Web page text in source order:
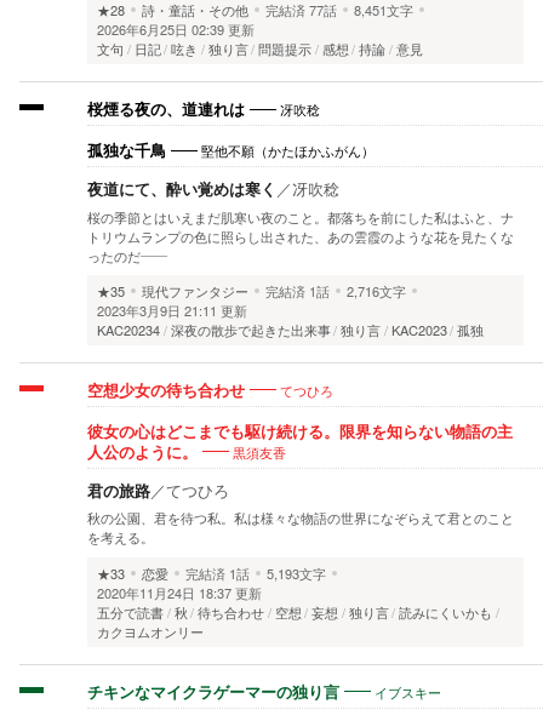
★28 詩・童話・その他 完結済77話
8,451文字
2026年6月25日 02:39 更新
文句
日記 呟き 独り言 問題提示 感想 持論 意見
桜煙る夜の、道連れは 冴吹稔
孤独な千鳥 堅他不願（かたほかふがん）
夜道にて、酔い覚めは寒く ／冴吹稔
桜の季節とはいえまだ肌寒い夜のこと。都落ちを前にした私はふと、ナ
トリウムランプの色に照らし出された、あの雲霞のような花を見たくな
ったのだ――
★35
現代ファンタジー 完結済 1話
2,716文字
2023年3月9日 21:11 更新
KAC20234 深夜の散歩で起きた出来事 独り言 KAC2023 孤独
空想少女の待ち合わせ てつひろ
彼女の心はどこまでも駆け続ける。限界を知らない物語の主
人公のように。
黒須友香
君の旅路／てつひろ
秋の公園、君を待つ私。私は様々な物語の世界になぞらえて君とのこと
を考える。
★33
恋愛 完結済 1話
5,193文字
2020年11月24日 18:37 更新
五分で読書 秋 待ち合わせ 空想 妄想 独り言 読みにくいかも
カクヨムオンリー
チキンなマイクラゲーマーの独り言 イブスキー